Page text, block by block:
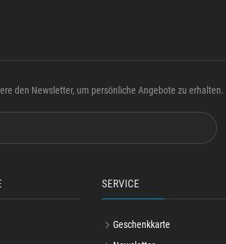
den Newsletter, um persönliche Angebote zu erhalten.
SERVICE
Geschenkkarte